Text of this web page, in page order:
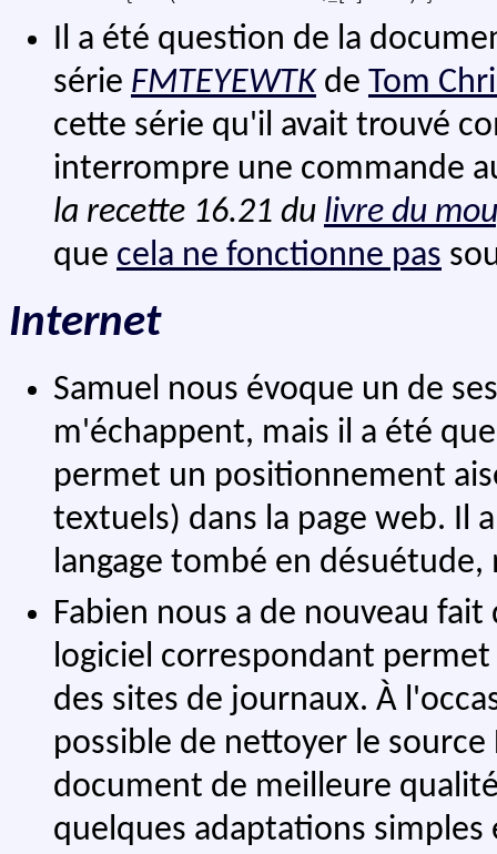
Il a été question de la
série FMTEYEWTK de Tom
cette série qu'il avait trouvé
interrompre une commande
la recette 16.21 du livre du
que cela ne fonctionne pas
Internet
Samuel nous évoque un de
m'échappent, mais il a été
permet un positionnement
textuels) dans la page web. Il
langage tombé en
Fabien nous a de nouveau
logiciel correspondant
des sites de journaux. À
possible de nettoyer le
document de meilleure
quelques adaptations